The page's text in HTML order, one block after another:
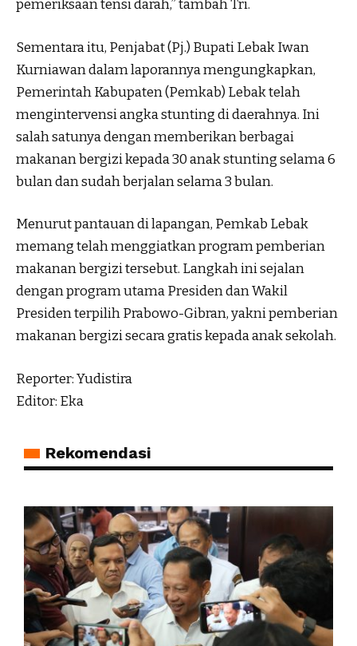
pemeriksaan tensi darah,” tambah Tri.
Sementara itu, Penjabat (Pj.) Bupati Lebak Iwan
Kurniawan dalam laporannya mengungkapkan,
Pemerintah Kabupaten (Pemkab) Lebak telah
mengintervensi angka stunting di daerahnya. Ini
salah satunya dengan memberikan berbagai
makanan bergizi kepada 30 anak stunting selama 6
bulan dan sudah berjalan selama 3 bulan.
Menurut pantauan di lapangan, Pemkab Lebak
memang telah menggiatkan program pemberian
makanan bergizi tersebut. Langkah ini sejalan
dengan program utama Presiden dan Wakil
Presiden terpilih Prabowo-Gibran, yakni pemberian
makanan bergizi secara gratis kepada anak sekolah.
Reporter: Yudistira
Editor: Eka
Rekomendasi